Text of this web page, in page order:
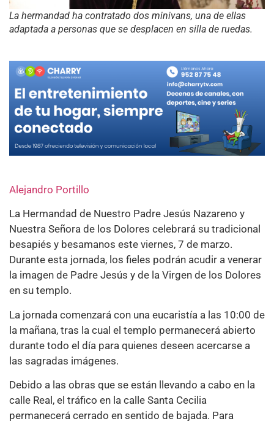
La hermandad ha contratado dos minivans, una de ellas
adaptada a personas que se desplacen en silla de ruedas.
Alejandro Portillo
La Hermandad de Nuestro Padre Jesús Nazareno y
Nuestra Señora de los Dolores celebrará su tradicional
besapiés y besamanos este viernes, 7 de marzo.
Durante esta jornada, los fieles podrán acudir a venerar
la imagen de Padre Jesús y de la Virgen de los Dolores
en su templo.
La jornada comenzará con una eucaristía a las 10:00 de
la mañana, tras la cual el templo permanecerá abierto
durante todo el día para quienes deseen acercarse a
las sagradas imágenes.
Debido a las obras que se están llevando a cabo en la
calle Real, el tráfico en la calle Santa Cecilia
permanecerá cerrado en sentido de bajada. Para